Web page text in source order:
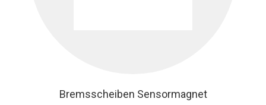
Bremsscheiben Sensormagnet